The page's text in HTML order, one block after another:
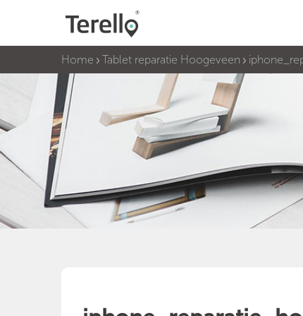
Home Tablet reparatie Hoogeveen